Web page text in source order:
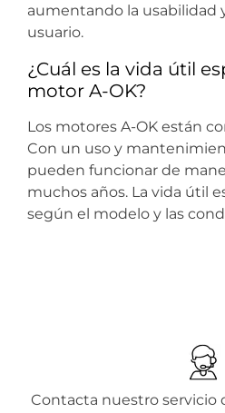
aumentando la usabilidad
usuario.
¿Cuál es la vida útil
motor A-OK?
Los motores A-OK están
Con un uso y
pueden funcionar de
muchos años. La vida útil
según el modelo y las
Contacta nuestro servicio